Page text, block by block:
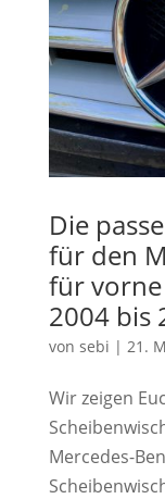
Die
für den
für vorne
2004 bis
von sebi | 21.
Wir zeigen
Mercedes-